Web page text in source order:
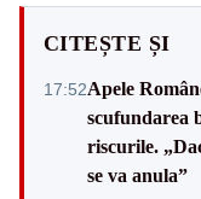
CITEȘTE ȘI
17:52Apele
scufundarea
riscurile.
se va anula”